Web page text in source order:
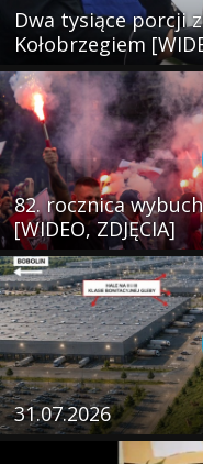
Dwa tysiące porcji
Kołobrzegiem
82. rocznica
[WIDEO, ZDJĘCIA]
31.07.2026